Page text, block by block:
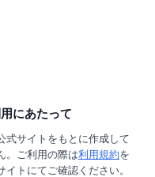
にあたって
式サイトをもとに作成して
。ご利用の際は利用規約を
トにてご確認ください。